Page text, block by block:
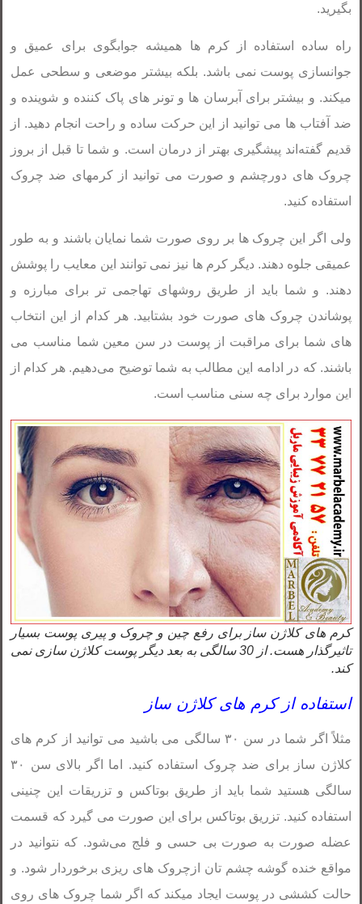
بگیرید.
راه ساده استفاده از کرم ها همیشه جوابگوی برای عمیق و
جوانسازی پوست نمی باشد. بلکه بیشتر موضعی و سطحی عمل
میکند. و بیشتر برای آبرسان ها و تونر های پاک کننده و شوینده و
ضد آفتاب ها می توانید از این حرکت ساده و راحت انجام دهید. از
قدیم گفته‌اند پیشگیری بهتر از درمان است. و شما تا قبل از بروز
چروک های دورچشم و صورت می توانید از کرمهای ضد چروک
استفاده کنید.
ولی اگر این چروک ها بر روی صورت شما نمایان باشند و به طور
عمیقی جلوه دهند. دیگر کرم ها نیز نمی توانند این معایب را پوشش
دهند. و شما باید از طریق روشهای تهاجمی تر برای مبارزه و
پوشاندن چروک های صورت خود بشتابید. هر کدام از این انتخاب
های شما برای مراقبت از پوست در سن معین شما مناسب می
باشند. که در ادامه این مطالب به شما توضیح می‌دهیم. هر کدام از
این موارد برای چه سنی مناسب است.
کرم های کلاژن ساز برای رفع چین و چروک و پیری پوست بسیار
تاثیرگذار هست. از 30 سالگی به بعد دیگر پوست کلاژن سازی نمی
کند.
استفاده از کرم های کلاژن ساز
مثلاً اگر شما در سن ۳۰ سالگی می باشید می توانید از کرم های
کلاژن ساز برای ضد چروک استفاده کنید. اما اگر بالای سن ۳۰
سالگی هستید شما باید از طریق بوتاکس و تزریقات این چنینی
استفاده کنید. تزریق بوتاکس برای این صورت می گیرد که قسمت
عضله صورت به صورت بی حسی و فلج می‌شود. که نتوانید در
مواقع خنده گوشه چشم تان ازچروک های ریزی برخوردار شود. و
حالت کششی در پوست ایجاد میکند که اگر شما چروک های روی